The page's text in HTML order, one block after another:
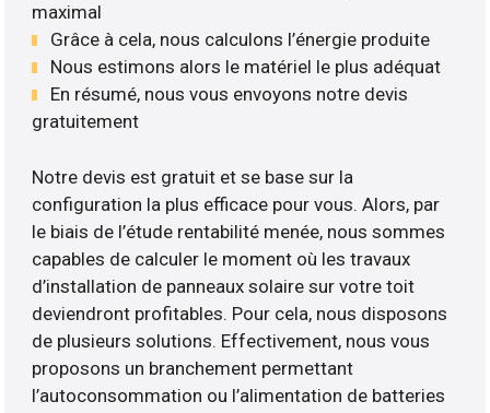
maximal
Grâce à cela, nous calculons l’énergie produite
Nous estimons alors le matériel le plus adéquat
En résumé, nous vous envoyons notre devis
gratuitement
Notre devis est gratuit et se base sur la
configuration la plus efficace pour vous. Alors, par
le biais de l’étude rentabilité menée, nous sommes
capables de calculer le moment où les travaux
d’installation de panneaux solaire sur votre toit
deviendront profitables. Pour cela, nous disposons
de plusieurs solutions. Effectivement, nous vous
proposons un branchement permettant
l’autoconsommation ou l’alimentation de batteries